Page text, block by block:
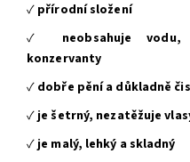
✓ přírodní složení
✓ neobsahuje
konzervanty
✓ dobře pění a důkladně
✓je šetrný, nezatěžuje
✓je malý, lehký a skladný